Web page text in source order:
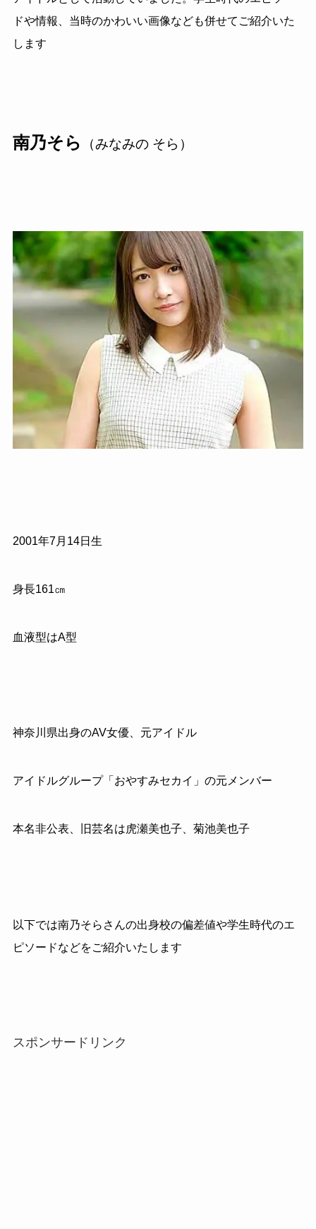
ドや情報、当時のかわいい画像なども併せてご紹介いた
します
南乃そら （みなみの そら）
2001年7月14日生
身長161㎝
血液型はA型
神奈川県出身のAV女優、元アイドル
アイドルグループ「おやすみセカイ」の元メンバー
本名非公表、旧芸名は虎瀬美也子、菊池美也子
以下では南乃そらさんの出身校の偏差値や学生時代のエ
ピソードなどをご紹介いたします
スポンサードリンク